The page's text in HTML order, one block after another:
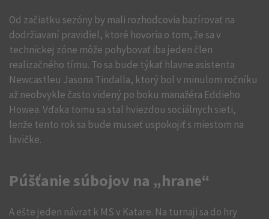
Od začiatku sezóny by mali rozhodcovia bazírovať na
dodržiavaní pravidiel, ktoré hovoria o tom, že sa v
technickej zóne môže pohybovať iba jeden člen
realizačného tímu. To sa bude týkať hlavne asistenta
Newcastleu Jasona Tindalla, ktorý bol v minulom ročníku
až neobvykle často videný po boku manažéra Eddieho
Howea. Vďaka tomu sa stal hviezdou sociálnych sieti,
lenže tento rok sa bude musieť uspokojiť s miestom na
lavičke.
Púšťanie súbojov na „hrane“
A ešte jeden návrat k MS v Katare. Na turnaji sa do hry